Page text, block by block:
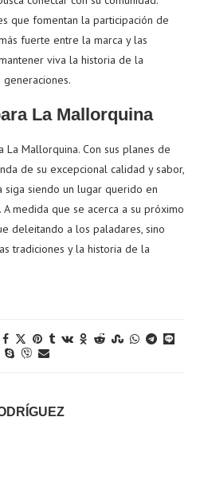
que fomentan la participación de
fuerte entre la marca y las
viva la historia de la
La Mallorquina
Mallorquina. Con sus planes de
de su excepcional calidad y sabor,
siendo un lugar querido en
medida que se acerca a su próximo
deleitando a los paladares, sino
tradiciones y la historia de la